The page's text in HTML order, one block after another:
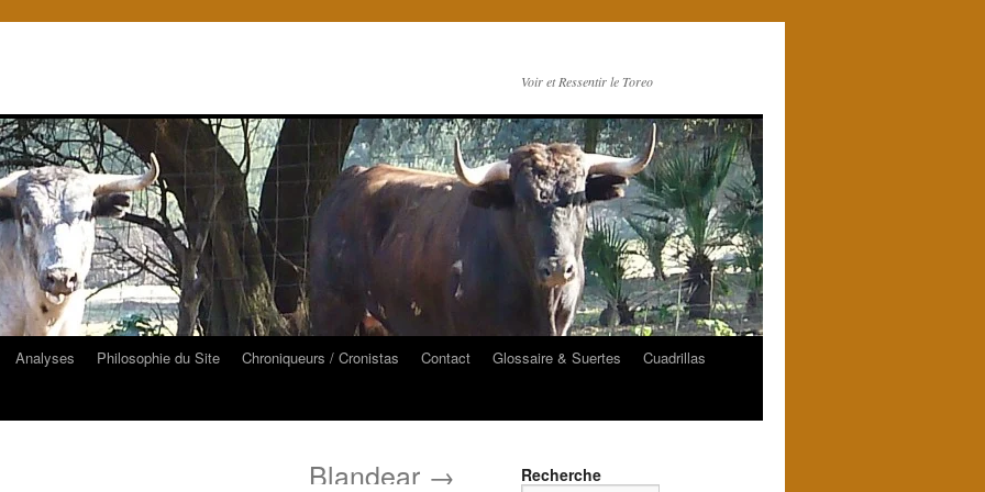
Voir et Ressentir le Toreo
Analyses Philosophie du Site Chroniqueurs / Cronistas Contact Glossaire & Suertes
Cuadrillas
Blandear → Recherche